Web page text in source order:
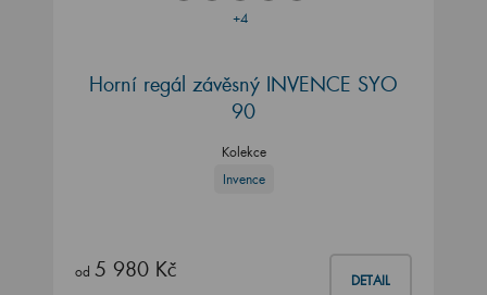
+4
Horní regál závěsný INVENCE SYO
90
Kolekce
Invence
od 5 980 Kč DETAIL